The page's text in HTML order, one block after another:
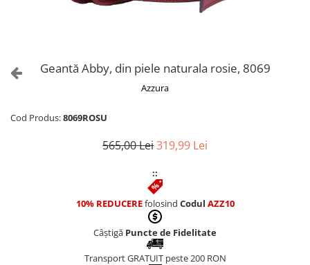
Genți Albe
Genți Bej
Geantă Abby, din piele naturala rosie, 8069
Azzura
Cod Produs:8069ROSU
565,00 Lei319,99 Lei
::
10% REDUCEREfolosind Codul AZZ10
Câștigă Puncte de Fidelitate
Transport GRATUIT peste 200 RON